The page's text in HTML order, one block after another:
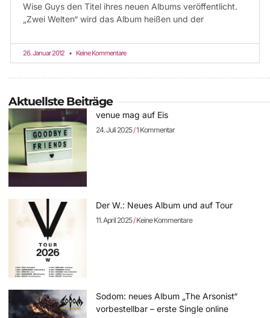
Wise Guys den Titel ihres neuen Albums veröffentlicht.
„Zwei Welten“ wird das Album heißen und der
26. Januar 2012 Keine Kommentare
Aktuellste Beiträge
venue mag auf Eis
24. Juli 2025 1 Kommentar
Der W.: Neues Album und auf Tour
11. April 2025 Keine Kommentare
Sodom: neues Album „The Arsonist“
vorbestellbar – erste Single online